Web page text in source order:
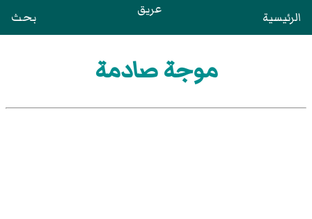
الرئيسية عريق بحث
موجة صادمة